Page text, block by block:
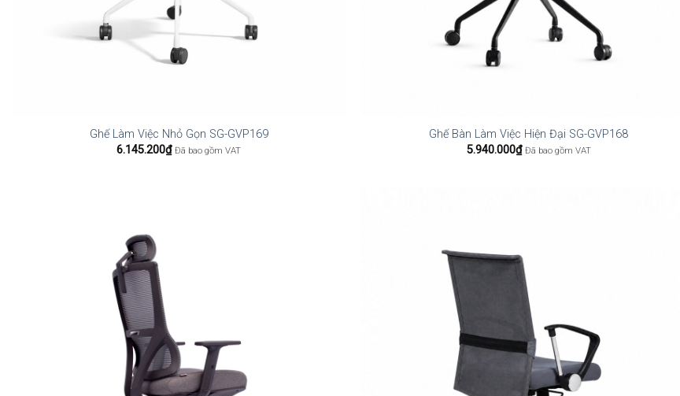
Ghế Làm Việc Nhỏ Gọn SG-GVP169
6.145.200₫ Đã bao gồm VAT
Ghế Bàn Làm Việc Hiện Đại SG-GVP168
5.940.000₫ Đã bao gồm VAT